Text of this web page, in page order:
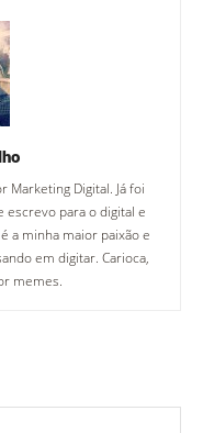
Marketing Digital. Já foi
para o digital e
a minha maior paixão e
em digitar. Carioca,
memes.